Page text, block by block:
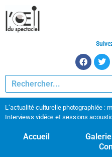
L’actualité culturelle photographiée :
Interviews vidéos et sessions
Accueil